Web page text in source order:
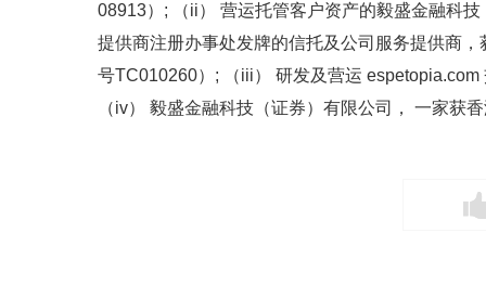
08913）; （ii） 营运托管客户资产的毅盛金融科
提供商注册办事处发牌的信托及公司服务提供商
号TC010260）; （iii） 研发及营运
（iv） 毅盛金融科技（证券）有限公司， 一家获